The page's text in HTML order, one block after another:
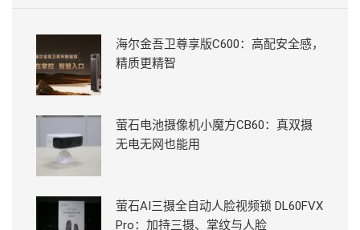
海尔金吾卫尊享版C600：高配安全感，
精质更精智
萤石电池摄像机小魔方CB60：真双摄
无电无网也能用
萤石AI三摄全自动人脸视频锁 DL60FVX
Pro：加持三摄、掌纹与人脸